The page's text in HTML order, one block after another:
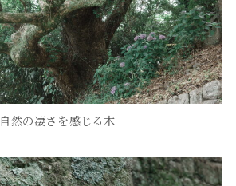
自然の凄さを感じる木